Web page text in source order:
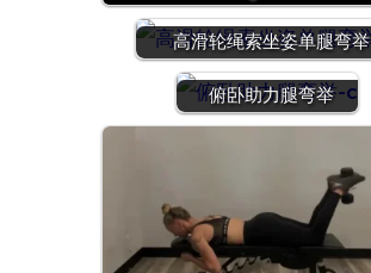
高滑轮绳索坐姿单腿弯举
俯卧助力腿弯举